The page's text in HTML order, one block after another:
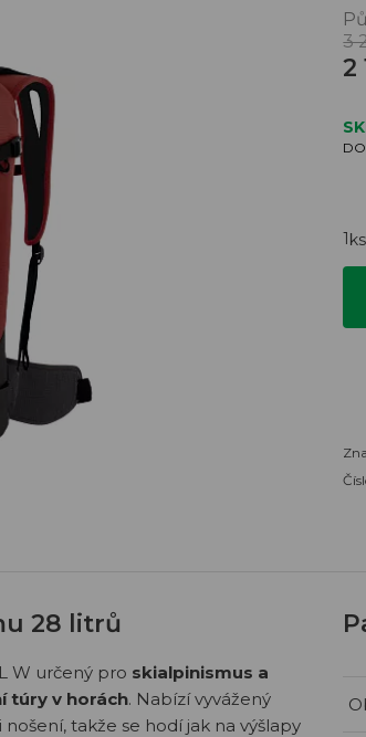
3
2
1ks
28 litrů
W určený pro skialpinismus a
túry v horách. Nabízí vyvážený
takže se hodí jak na výšlapy